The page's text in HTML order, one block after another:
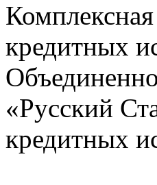
кредитных
«Русский
кредитных